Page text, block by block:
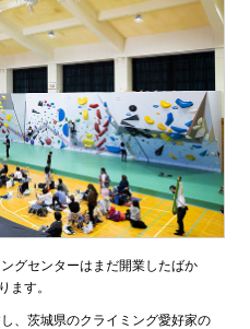
グセンターはまだ開業したばか
ます。
、茨城県のクライミング愛好家の